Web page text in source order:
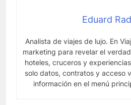
Eduard
Analista de viajes de lujo. En
marketing para revelar el
hoteles, cruceros y
solo datos, contratos y acceso
información en el menú